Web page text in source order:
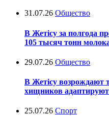
31.07.26 Общество
В Жетісу за полгода
105 тысяч тонн
29.07.26 Общество
В Жетісу возрождают
хищников
25.07.26 Спорт